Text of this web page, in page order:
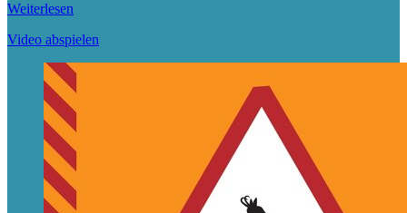
Weiterlesen
Video abspielen